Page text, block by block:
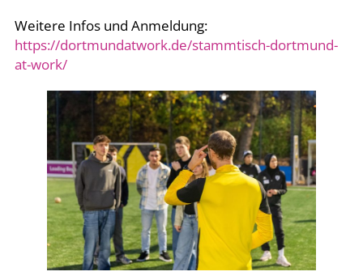
Weitere Infos und Anmeldung:
https://dortmundatwork.de/stammtisch-dortmund-
at-work/